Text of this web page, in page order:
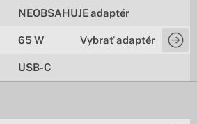
NEOBSAHUJE adaptér
65 W Vybrať adaptér
USB-C